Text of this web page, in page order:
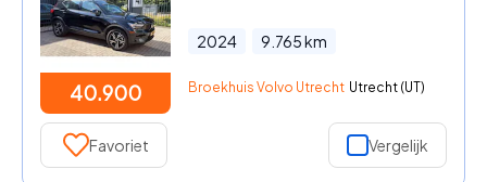
40.900
2024 9.765km
Broekhuis Volvo Utrecht Utrecht (UT)
Favoriet Vergelijk